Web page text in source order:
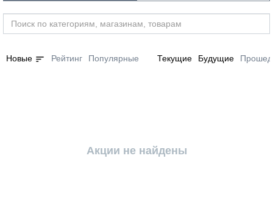
Новые sort Рейтинг Популярные Текущие Будущие
Акции не найдены